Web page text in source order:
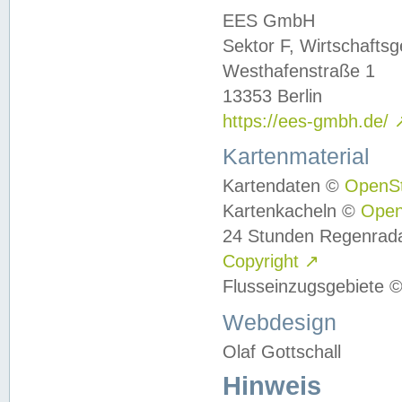
EES GmbH
Sektor F,
Westhafenstraße 1
13353 Berlin
https://ees-gmbh.de/
Kartenmaterial
Kartendaten ©
Kartenkacheln ©
24 Stunden
Copyright ↗
Flusseinzugsgebiete
Webdesign
Olaf Gottschall
Hinweis